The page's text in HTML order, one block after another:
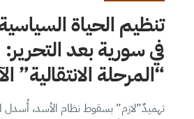
تنظيم الحياة
في سورية بعد
“المرحلة الانتقالية”
تهميدٌ”لازم” بسقوط نظام الأسد، أُسدل